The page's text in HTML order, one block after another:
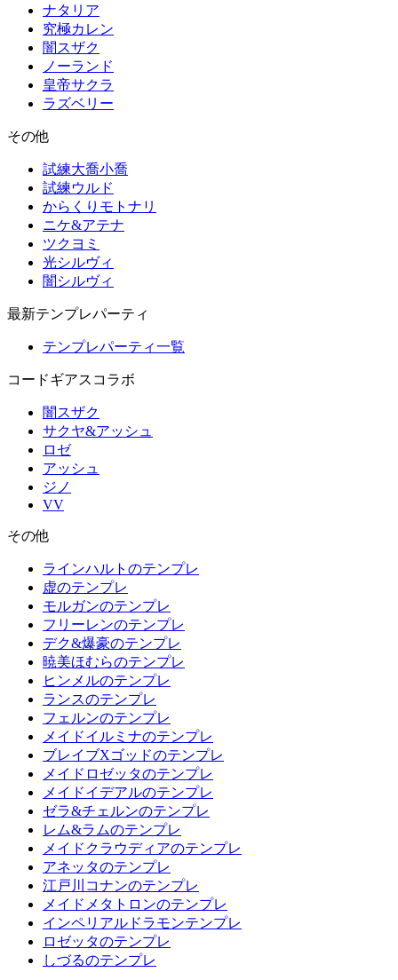
ナタリア
究極カレン
闇スザク
ノーランド
皇帝サクラ
ラズベリー
その他
試練大喬小喬
試練ウルド
からくりモトナリ
ニケ&アテナ
ツクヨミ
光シルヴィ
闇シルヴィ
最新テンプレパーティ
テンプレパーティ一覧
コードギアスコラボ
闇スザク
サクヤ&アッシュ
ロゼ
アッシュ
ジノ
VV
その他
ラインハルトのテンプレ
虚のテンプレ
モルガンのテンプレ
フリーレンのテンプレ
デク&爆豪のテンプレ
暁美ほむらのテンプレ
ヒンメルのテンプレ
ランスのテンプレ
フェルンのテンプレ
メイドイルミナのテンプレ
ブレイブXゴッドのテンプレ
メイドロゼッタのテンプレ
メイドイデアルのテンプレ
ゼラ&チェルンのテンプレ
レム&ラムのテンプレ
メイドクラウディアのテンプレ
アネッタのテンプレ
江戸川コナンのテンプレ
メイドメタトロンのテンプレ
インペリアルドラモンテンプレ
ロゼッタのテンプレ
しづるのテンプレ